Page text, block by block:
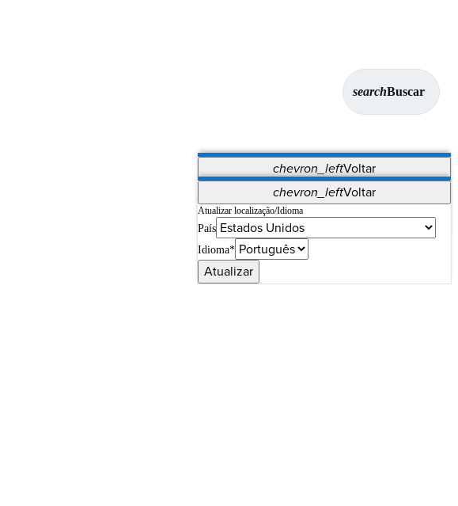
searchBuscar
chevron_leftVoltar
Vet Systems OrthoPedia Patient
Supplier Portal
Synergy Imaging & Resection
chevron_leftVoltar
Atualizar localização/Idioma
País
Idioma*
Atualizar